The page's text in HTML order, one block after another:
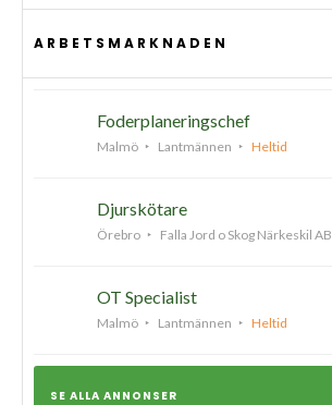
ARBETSMARKNADEN
Foderplaneringschef
Malmö Lantmännen Heltid
Djurskötare
Örebro Falla Jord o Skog Närkeskil AB
OT Specialist
Malmö Lantmännen Heltid
SE ALLA ANNONSER